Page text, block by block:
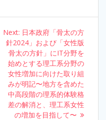
e
dI
n
e
Next: Next
post:
日本政府「骨太の方
針2024」および「女性版
骨太の方針」にIT分野を
始めとする理工系分野の
女性増加に向けた取り組
みが明記〜地方を含めた
中高段階の理系的体験格
差の解消と、理工系女性
の増加を目指して〜